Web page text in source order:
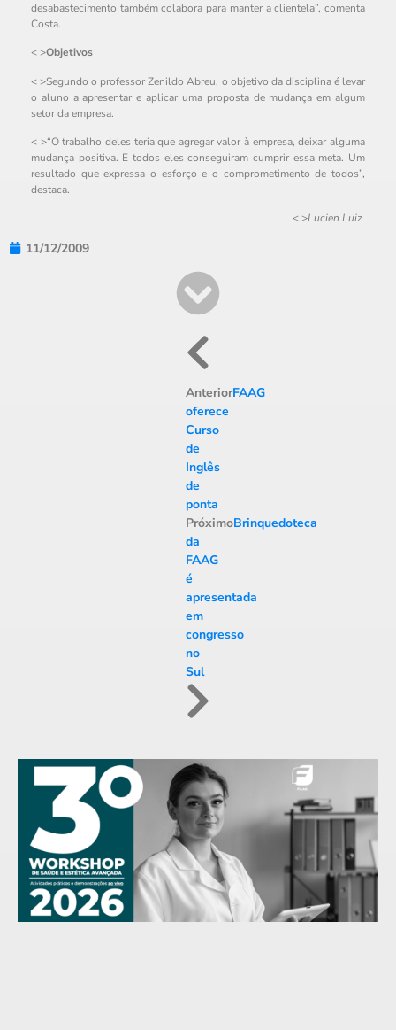
desabastecimento também colabora para manter a clientela”, comenta
Costa.
< >Objetivos
< >Segundo o professor Zenildo Abreu, o objetivo da disciplina é levar
o aluno a apresentar e aplicar uma proposta de mudança em algum
setor da empresa.
< >“O trabalho deles teria que agregar valor à empresa, deixar alguma
mudança positiva. E todos eles conseguiram cumprir essa meta. Um
resultado que expressa o esforço e o comprometimento de todos”,
destaca.
< >Lucien Luiz
11/12/2009
AnteriorFAAG
oferece
Curso
de
Inglês
de
ponta
PróximoBrinquedoteca
da
FAAG
é
apresentada
em
congresso
no
Sul